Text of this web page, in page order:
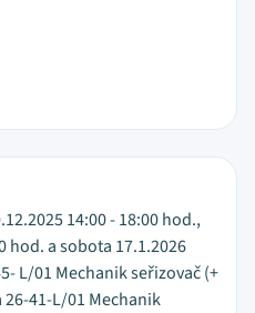
14:00 - 18:00 hod.,
hod. a sobota 17.1.2026
L/01 Mechanik seřizovač (+
41-L/01 Mechanik